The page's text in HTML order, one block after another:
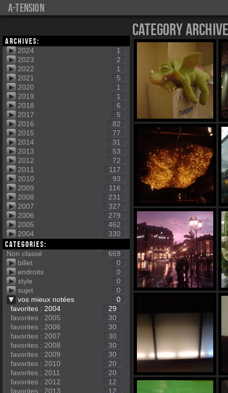
a-tension
Archives:
2024
1
2023
2
2022
1
2021
5
2020
1
2019
1
2018
6
2017
5
2016
82
2015
77
2014
31
2013
53
2012
72
2011
117
2010
93
2009
116
2008
231
2007
327
2006
279
2005
462
2004
330
Categories:
Non classé
669
billet
0
endroits
0
style
0
sujet
0
vos mieux notées
0
favorites : 2004
29
favorites : 2005
30
favorites : 2006
30
favorites : 2007
30
favorites : 2008
30
favorites : 2009
30
favorites : 2010
20
favorites : 2011
20
favorites : 2012
12
favorites : 2013
12
Category